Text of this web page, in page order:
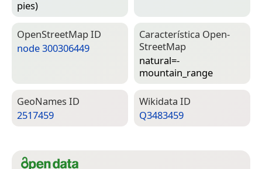
pies)
Open­Street­Map ID
node 300306449
Característica Open­
Street­Map
natural=­
mountain_range
Geo­Names ID
2517459
Wiki­data ID
Q3483459